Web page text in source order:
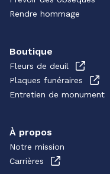
Rendre hommage
Boutique
Fleurs de deuil
Plaques funéraires
Entretien de monument
À propos
Notre mission
Carrières